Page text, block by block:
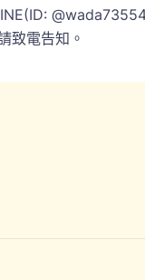
致電告知。